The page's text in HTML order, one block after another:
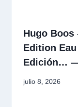
Hugo Boos
Edition Eau
Edición…
julio 8, 2026